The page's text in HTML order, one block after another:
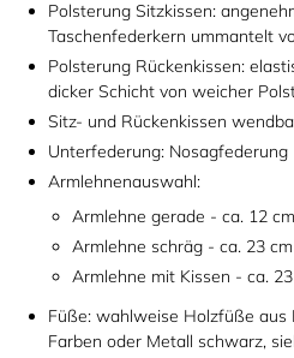
Polsterung Sitzkissen:
Taschenfederkern ummantelt
Polsterung Rückenkissen:
dicker Schicht von weicher
Sitz- und Rückenkissen
Unterfederung: Nosagfederung
Armlehnenauswahl:
Armlehne gerade - ca. 12
Armlehne schräg - ca. 23
Armlehne mit Kissen - ca.
Füße: wahlweise Holzfüße aus
Farben oder Metall schwarz,